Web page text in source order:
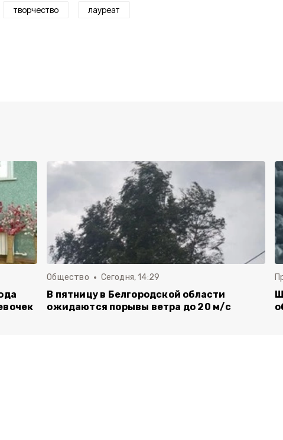
творчество лауреат
Общество Сегодня, 14:29
В пятницу в Белгородской области
ожидаются порывы ветра до 20 м/с